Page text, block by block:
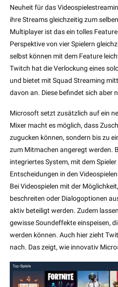
Neuheit für das
ihre Streams gleichzeitig zum
Multiplayer ist das ein tolles
Perspektive von vier Spielern
selbst können mit dem Feature
Twitch hat die Verlockung eines
und bietet mit Squad Streaming
davon an. Diese befindet sich aber
Microsoft setzt zusätzlich auf ein
Mixer macht es möglich, dass
zugucken können, sondern bis zu
zum Mitmachen angeregt werden.
integriertes System, mit dem
Entscheidungen in den
Bei Videospielen mit der
beschreiten oder Dialogoptionen
aktiv beteiligt werden. Zudem
gewisse Soundeffekte einspeisen,
werden können. Auch hier zieht
nach. Das zeigt, wie innovativ